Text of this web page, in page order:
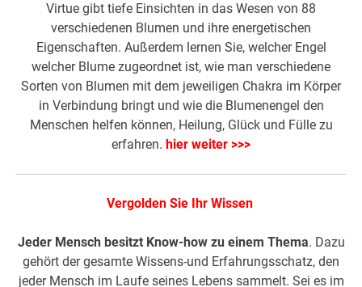
Virtue gibt tiefe Einsichten in das Wesen von 88
verschiedenen Blumen und ihre energetischen
Eigenschaften. Außerdem lernen Sie, welcher Engel
welcher Blume zugeordnet ist, wie man verschiedene
Sorten von Blumen mit dem jeweiligen Chakra im Körper
in Verbindung bringt und wie die Blumenengel den
Menschen helfen können, Heilung, Glück und Fülle zu
erfahren. hier weiter >>>
Vergolden Sie Ihr Wissen
Jeder Mensch besitzt Know-how zu einem Thema. Dazu
gehört der gesamte Wissens-und Erfahrungsschatz, den
jeder Mensch im Laufe seines Lebens sammelt. Sei es im